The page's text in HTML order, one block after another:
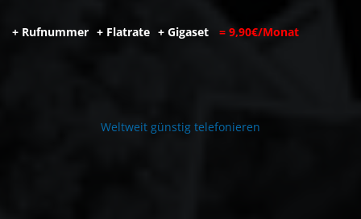
+ Rufnummer + Flatrate + Gigaset = 9,90€/Monat
Weltweit günstig telefonieren